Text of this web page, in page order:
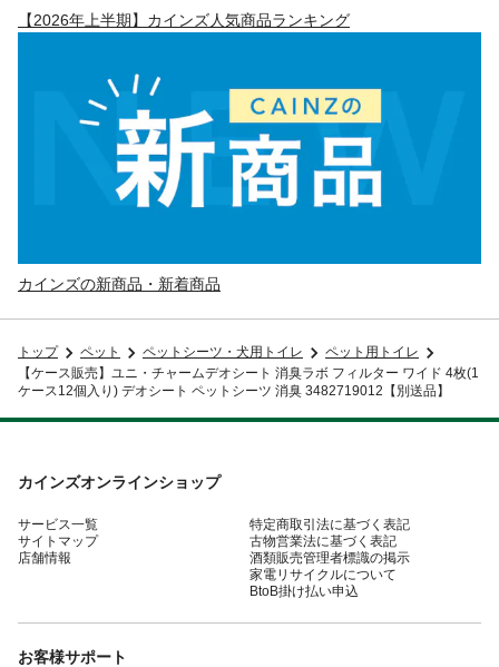
【2026年上半期】カインズ人気商品ランキング
カインズの新商品・新着商品
トップ ペット ペットシーツ・犬用トイレ
ペット用トイレ
【ケース販売】ユニ・チャームデオシート 消臭ラボ フィルター ワイド 4枚(1
ケース12個入り) デオシート ペットシーツ 消臭 3482719012【別送品】
カインズオンラインショップ
サービス一覧
サイトマップ
店舗情報
特定商取引法に基づく表記
古物営業法に基づく表記
酒類販売管理者標識の掲示
家電リサイクルについて
BtoB掛け払い申込
お客様サポート